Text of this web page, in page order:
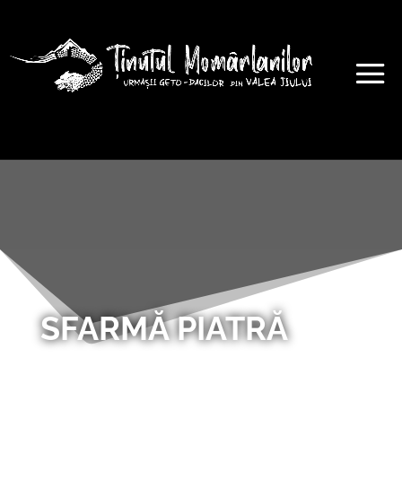
SFARMĂ PIATRĂ